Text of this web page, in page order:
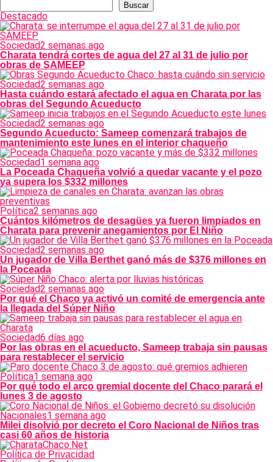
Buscar
Destacado
Sociedad2 semanas ago
Charata tendrá cortes de agua del 27 al 31 de julio por
obras de SAMEEP
Sociedad2 semanas ago
Hasta cuándo estará afectado el agua en Charata por las
obras del Segundo Acueducto
Sociedad2 semanas ago
Segundo Acueducto: Sameep comenzará trabajos de
mantenimiento este lunes en el interior chaqueño
Sociedad1 semana ago
La Poceada Chaqueña volvió a quedar vacante y el pozo
ya supera los $332 millones
Política2 semanas ago
Cuántos kilómetros de desagües ya fueron limpiados en
Charata para prevenir anegamientos por El Niño
Sociedad2 semanas ago
Un jugador de Villa Berthet ganó más de $376 millones en
la Poceada
Sociedad2 semanas ago
Por qué el Chaco ya activó un comité de emergencia ante
la llegada del Súper Niño
Sociedad6 días ago
Por las obras en el acueducto, Sameep trabaja sin pausas
para restablecer el servicio
Política1 semana ago
Por qué todo el arco gremial docente del Chaco parará el
lunes 3 de agosto
Nacionales1 semana ago
Milei disolvió por decreto el Coro Nacional de Niños tras
casi 60 años de historia
Política de Privacidad